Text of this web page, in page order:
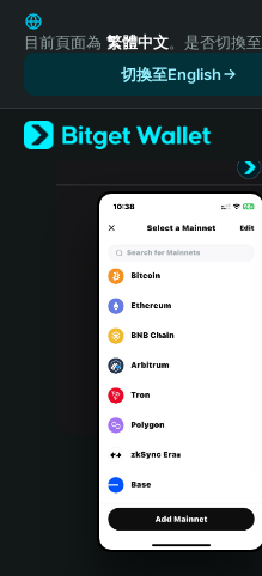
English
日本語
Русский
Español (Latinoamérica)
Türkçe
Português (Portugal)
Bahasa Indonesia
Português (Brasil)
Español (Argentina)
目前頁面為 繁體中文。是否切換至
切換至English